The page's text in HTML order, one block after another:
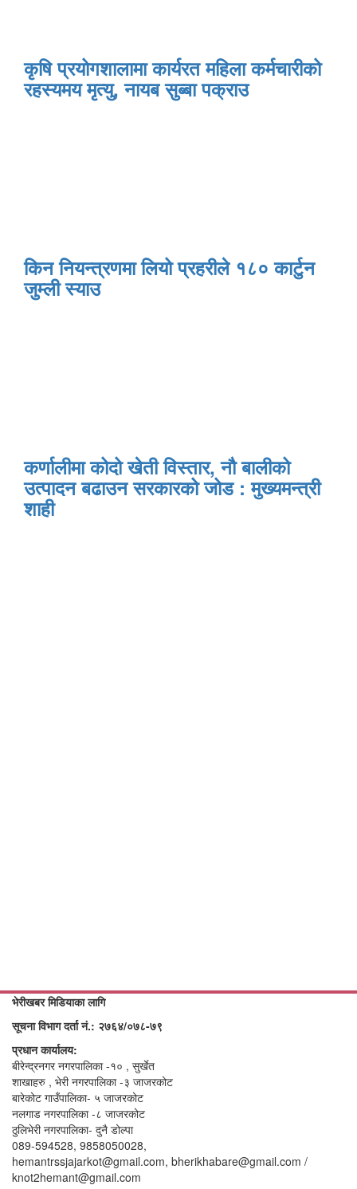
कृषि प्रयोगशालामा कार्यरत महिला कर्मचारीको
रहस्यमय मृत्यु, नायब सुब्बा पक्राउ
किन नियन्त्रणमा लियो प्रहरीले १८० कार्टुन
जुम्ली स्याउ
कर्णालीमा कोदो खेती विस्तार, नौ बालीको
उत्पादन बढाउन सरकारको जोड : मुख्यमन्त्री
शाही
भेरीखबर मिडियाका लागि
सूचना विभाग दर्ता नं.: २७६४/०७८-७९
प्रधान कार्यालय:
बीरेन्द्रनगर नगरपालिका -१० , सुर्खेत
शाखाहरु , भेरी नगरपालिका -३ जाजरकोट
बारेकोट गाउँपालिका- ५ जाजरकोट
नलगाड नगरपालिका -८ जाजरकोट
ठुलिभेरी नगरपालिका- दुनै डोल्पा
089-594528, 9858050028,
hemantrssjajarkot@gmail.com, bherikhabare@gmail.com /
knot2hemant@gmail.com